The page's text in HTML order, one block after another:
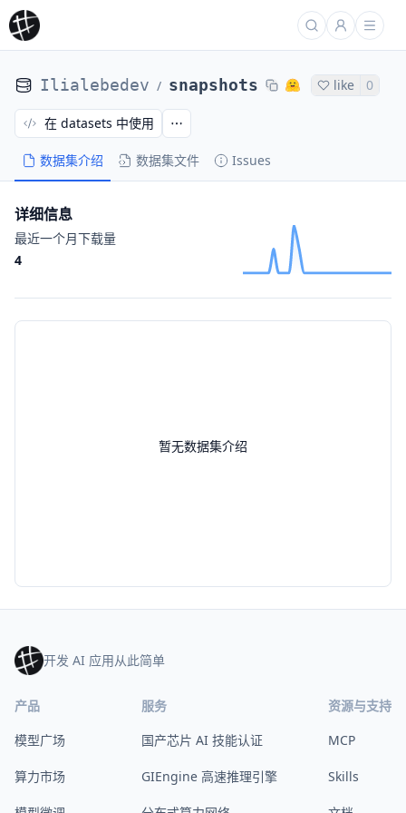
Ilialebedev / snapshots like 0
数据集介绍 数据集文件 Issues
在 datasets 中使用
暂无数据集介绍
详细信息
最近一个月下载量
4
开发 AI 应用从此简单
产品
模型广场
算力市场
服务
国产芯片 AI 技能认证
GIEngine 高速推理引擎
资源与支持
MCP
Skills